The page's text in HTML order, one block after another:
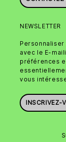
NEWSLETTER
avec le E-
préférences
vous
INSCRIVEZ-